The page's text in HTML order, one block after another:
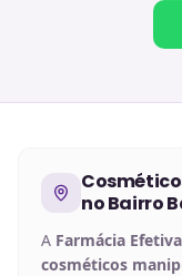
noBairro
A Farmácia Efetiva
cosméticos